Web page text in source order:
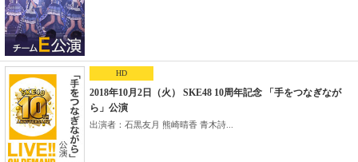
HD
2018年10月2日（火） SKE48 10周年記念 「手をつなぎなが
ら」公演
出演者：石黒友月 熊崎晴香 青木詩...